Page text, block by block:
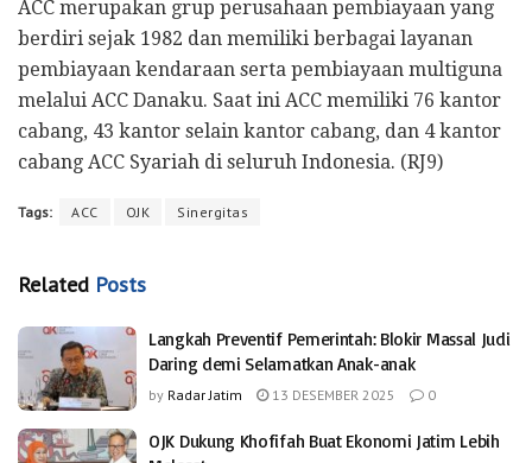
ACC merupakan grup perusahaan pembiayaan yang
berdiri sejak 1982 dan memiliki berbagai layanan
pembiayaan kendaraan serta pembiayaan multiguna
melalui ACC Danaku. Saat ini ACC memiliki 76 kantor
cabang, 43 kantor selain kantor cabang, dan 4 kantor
cabang ACC Syariah di seluruh Indonesia. (RJ9)
Tags: ACC OJK Sinergitas
Related Posts
Langkah Preventif Pemerintah: Blokir Massal Judi
Daring demi Selamatkan Anak-anak
by Radar Jatim 13 DESEMBER 2025 0
OJK Dukung Khofifah Buat Ekonomi Jatim Lebih